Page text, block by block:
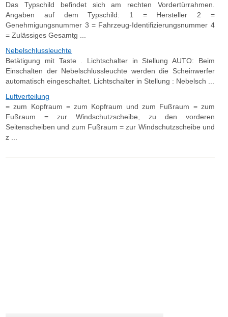
Das Typschild befindet sich am rechten Vordertürrahmen.
Angaben auf dem Typschild: 1 = Hersteller 2 =
Genehmigungsnummer 3 = Fahrzeug-Identifizierungsnummer 4
= Zulässiges Gesamtg ...
Nebelschlussleuchte
Betätigung mit Taste . Lichtschalter in Stellung AUTO: Beim
Einschalten der Nebelschlussleuchte werden die Scheinwerfer
automatisch eingeschaltet. Lichtschalter in Stellung : Nebelsch ...
Luftverteilung
= zum Kopfraum = zum Kopfraum und zum Fußraum = zum
Fußraum = zur Windschutzscheibe, zu den vorderen
Seitenscheiben und zum Fußraum = zur Windschutzscheibe und
z ...